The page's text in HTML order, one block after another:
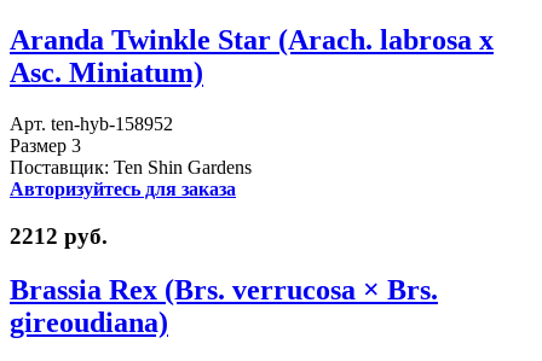
Aranda Twinkle Star (Arach. labrosa x
Asc. Miniatum)
Арт. ten-hyb-158952
Размер 3
Поставщик: Ten Shin Gardens
Авторизуйтесь для заказа
2212 руб.
Brassia Rex (Brs. verrucosa × Brs.
gireoudiana)